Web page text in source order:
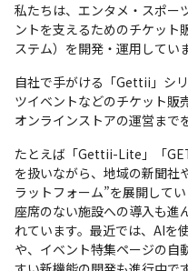
・アーキテクト
プロダクト全体の設計方針
盤やアーキテクチャを設計。
・プロジェクトマネージャー
要件定義やスケジュール管
整理し、事業視点で開発を推
・コンサルタント／ソリュー
顧客への技術提案や導入支
ダクトの展開を支援。
このポジションでは、単に“
「自分の開発した機能が業界
実感を持てる点が最大の特徴で
私たちは、エンタメ・スポー
ントを支えるためのチケット
ステム）を開発・運用してい
自社で手がける「Gettii」シ
ツイベントなどのチケット販
オンラインストアの運営まで
たとえば「Gettii-Lite」「
を扱いながら、地域の新聞社
ラットフォーム”を展開して
座席のない施設への導入も進
れています。最近では、AIを
や、イベント特集ページの自